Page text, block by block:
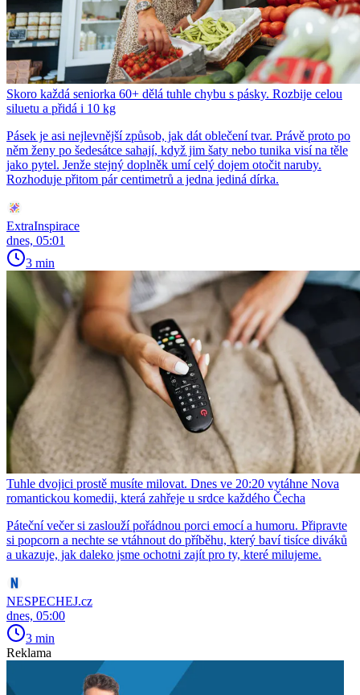
Skoro každá seniorka 60+ dělá tuhle chybu s pásky. Rozbije celou
siluetu a přidá i 10 kg
Pásek je asi nejlevnější způsob, jak dát oblečení tvar. Právě proto po
něm ženy po šedesátce sahají, když jim šaty nebo tunika visí na těle
jako pytel. Jenže stejný doplněk umí celý dojem otočit naruby.
Rozhoduje přitom pár centimetrů a jedna jediná dírka.
ExtraInspirace
dnes, 05:01
3 min
Tuhle dvojici prostě musíte milovat. Dnes ve 20:20 vytáhne Nova
romantickou komedii, která zahřeje u srdce každého Čecha
Páteční večer si zaslouží pořádnou porci emocí a humoru. Připravte
si popcorn a nechte se vtáhnout do příběhu, který baví tisíce diváků
a ukazuje, jak daleko jsme ochotni zajít pro ty, které milujeme.
NESPECHEJ.cz
dnes, 05:00
3 min
Reklama